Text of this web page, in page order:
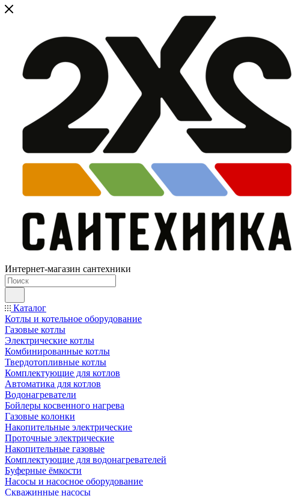
Интернет-магазин сантехники
Каталог
Котлы и котельное оборудование
Газовые котлы
Электрические котлы
Комбинированные котлы
Твердотопливные котлы
Комплектующие для котлов
Автоматика для котлов
Водонагреватели
Бойлеры косвенного нагрева
Газовые колонки
Накопительные электрические
Проточные электрические
Накопительные газовые
Комплектующие для водонагревателей
Буферные ёмкости
Насосы и насосное оборудование
Скважинные насосы